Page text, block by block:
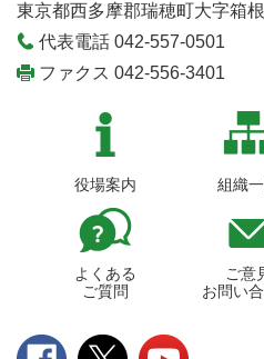
東京都西多摩郡瑞穂町大字箱
代表電話 042-557-0501
ファクス 042-556-3401
役場案内 組織
よくある
ご質問
ご意
お問い